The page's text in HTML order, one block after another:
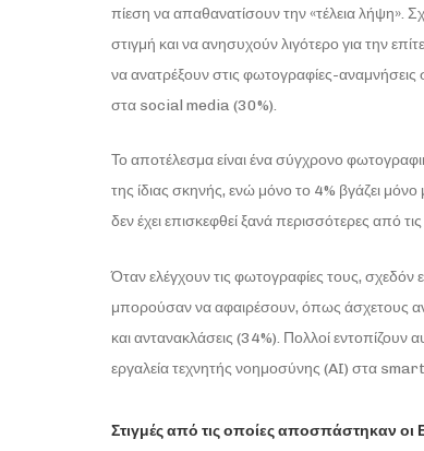
πίεση να απαθανατίσουν την «τέλεια λήψη».
στιγμή και να ανησυχούν λιγότερο για την
να ανατρέξουν στις φωτογραφίες-αναμνήσεις
στα social media (30%).
Το αποτέλεσμα είναι ένα σύγχρονο
της ίδιας σκηνής, ενώ μόνο το 4% βγάζει
δεν έχει επισκεφθεί ξανά περισσότερες από
Όταν ελέγχουν τις φωτογραφίες τους,
μπορούσαν να αφαιρέσουν, όπως άσχετους
και αντανακλάσεις (34%). Πολλοί
εργαλεία τεχνητής νοημοσύνης (AI) στα
Στιγμές από τις οποίες αποσπάστηκαν οι